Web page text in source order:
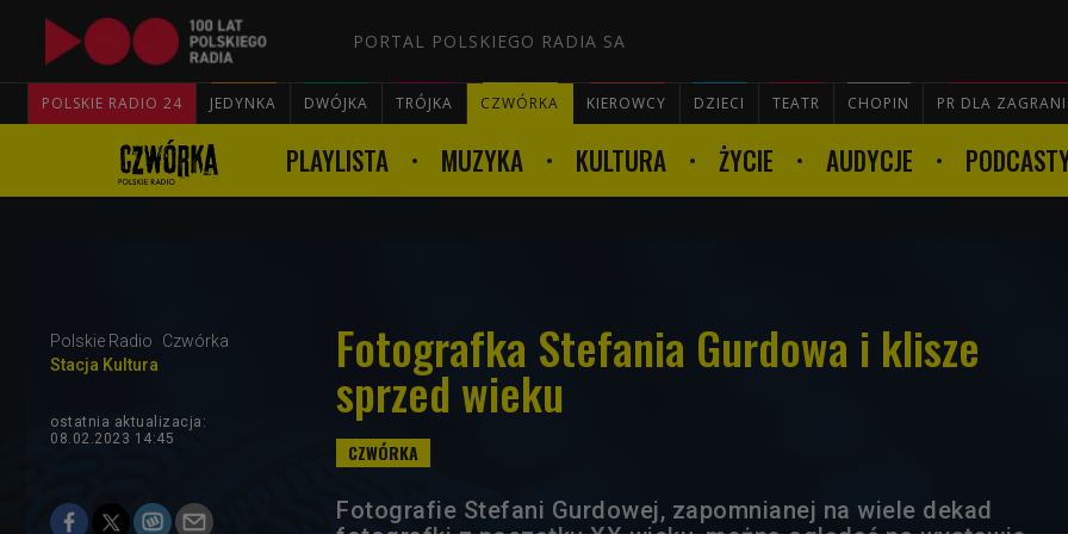
PORTAL POLSKIEGO RADIA SA
POLSKIE RADIO 24 JEDYNKA DWÓJKA TRÓJKA CZWÓRKA KIEROWCY DZIECI TEATR CHOPIN PR DLA

PLAYLISTA MUZYKA KULTURA ŻYCIE AUDYCJE
Polskie Radio
Czwórka
Stacja Kultura
Fotografka Stefania Gurdowa i klisze
sprzed wieku
ostatnia aktualizacja:
08.02.2023 14:45
Fotografie Stefani Gurdowej, zapomnianej na wiele dekad